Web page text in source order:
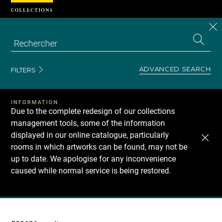
FILTERS ADVANCED SEARCH
INFORMATION
Due to the complete redesign of our collections
management tools, some of the information
displayed in our online catalogue, particularly
rooms in which artworks can be found, may not be
up to date. We apologise for any inconvenience
caused while normal service is being restored.
Recherche
Cookies management panel